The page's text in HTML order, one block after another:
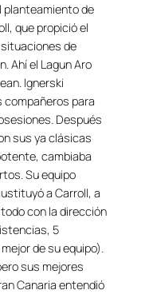
planteamiento de
que propició el
de
Ahí el Lagun Aro
Ignerski
para
Después
sus ya clásicas
cambiaba
Su equipo
a Carroll, a
con la dirección
5
mejor de su equipo).
sus mejores
Canaria entendió